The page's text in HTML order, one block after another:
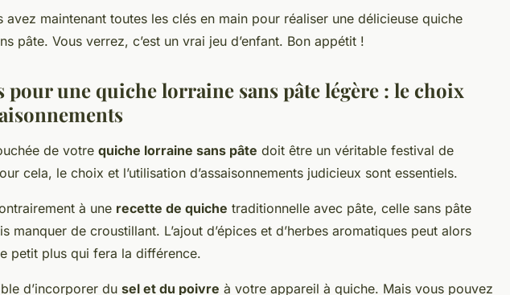
avez maintenant toutes les clés en main pour réaliser une délicieuse quiche
pâte. Vous verrez, c’est un vrai jeu d’enfant. Bon appétit !
pour une quiche lorraine sans pâte légère : le choix
de votre quiche lorraine sans pâte doit être un véritable festival de
cela, le choix et l’utilisation d’assaisonnements judicieux sont essentiels.
à une recette de quiche traditionnelle avec pâte, celle sans pâte
manquer de croustillant. L’ajout d’épices et d’herbes aromatiques peut alors
petit plus qui fera la différence.
d’incorporer du sel et du poivre à votre appareil à quiche. Mais vous pouvez